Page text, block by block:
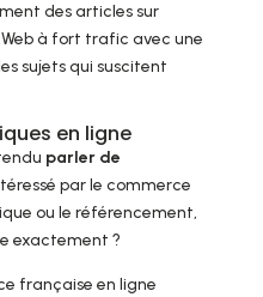
des articles sur
à fort trafic avec une
sujets qui suscitent
en ligne
parler de
par le commerce
ou le référencement,
exactement ?
française en ligne